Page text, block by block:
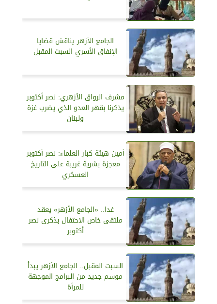
الجامع الأزهر يناقش قضايا
الإنفاق الأسري السبت المقبل
مشرف الرواق الأزهري: نصر أكتوبر
يذكرنا بقهر العدو الذي يضرب غزة
ولبنان
أمين هيئة كبار العلماء: نصر أكتوبر
معجزة بشرية غريبة على التاريخ
العسكري
غدا.. «الجامع الأزهر» يعقد
ملتقى خاص الاحتفال بذكرى نصر
أكتوبر
السبت المقبل.. الجامع الأزهر يبدأ
موسم جديد من البرامج الموجهة
للمرأة